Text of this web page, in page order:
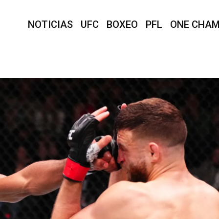
NOTICIAS UFC BOXEO PFL ONE